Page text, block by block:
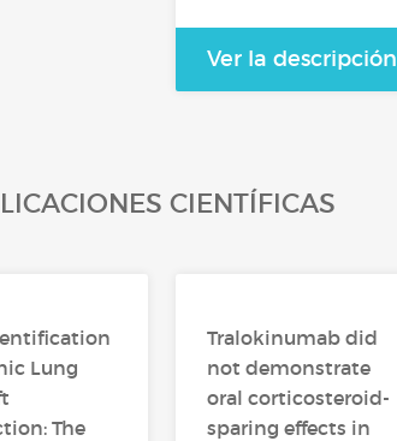
Ver la descripción
CIENTÍFICAS
Lung
The
Tralokinumab did
not demonstrate
oral corticosteroid-
sparing effects in